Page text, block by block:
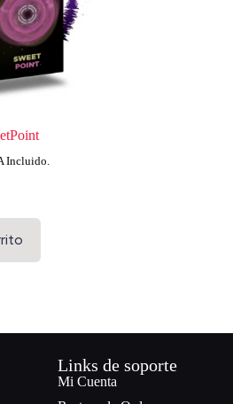
Incluido.
Links de soporte
Mi Cuenta